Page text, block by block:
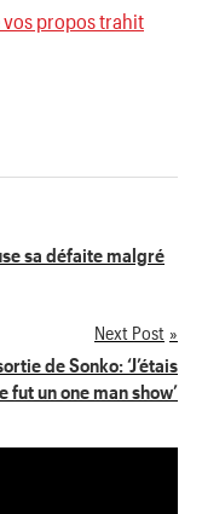
vos propos trahit
sa défaite malgré
Next Post
de Sonko: ‘J’étais
fut un one man show’